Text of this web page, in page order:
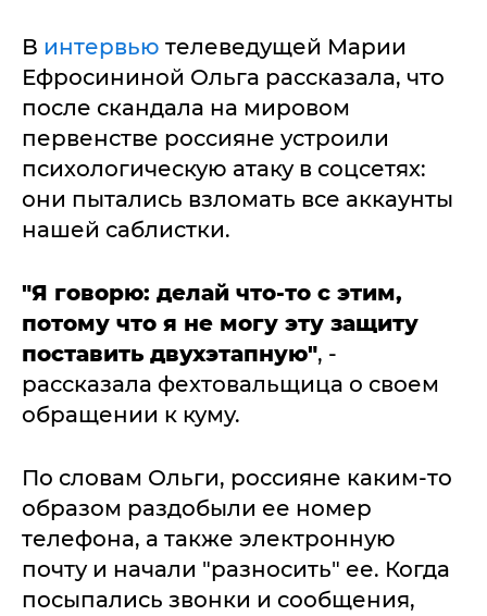
В интервью телеведущей Марии
Ефросининой Ольга рассказала, что
после скандала на мировом
первенстве россияне устроили
психологическую атаку в соцсетях:
они пытались взломать все аккаунты
нашей саблистки.
"Я говорю: делай что-то с этим,
потому что я не могу эту защиту
поставить двухэтапную", -
рассказала фехтовальщица о своем
обращении к куму.
По словам Ольги, россияне каким-то
образом раздобыли ее номер
телефона, а также электронную
почту и начали "разносить" ее. Когда
посыпались звонки и сообщения,